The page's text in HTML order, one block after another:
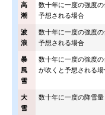
高
潮
数十年に一度の強度
予想される場合
波
浪
数十年に一度の強度
予想される場合
暴
風
雪
数十年に一度の強度
が吹くと予想される
大
雪
数十年に一度の降雪